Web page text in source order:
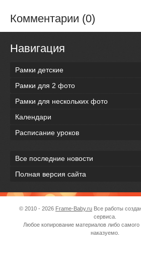
Комментарии (0)
Навигация
Рамки детские
Рамки для 2 фото
Рамки для нескольких фото
Календари
Расписание уроков
Все последние новости
Полная версия сайта
© 2010 - 2026 Frame-Baby.ru Все работы
сервиса.
Любое копирование материалов либо самого
наказуемо.